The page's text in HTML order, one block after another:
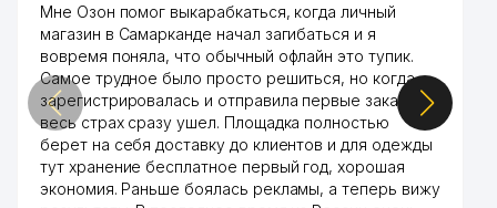
Мне Озон помог выкарабкаться, когда личный
магазин в Самарканде начал загибаться и я
вовремя поняла, что обычный офлайн это тупик.
Самое трудное было просто решиться, но когда
зарегистрировалась и отправила первые заказы,
весь страх сразу ушел. Площадка полностью
берет на себя доставку до клиентов и для одежды
тут хранение бесплатное первый год, хорошая
экономия. Раньше боялась рекламы, а теперь вижу